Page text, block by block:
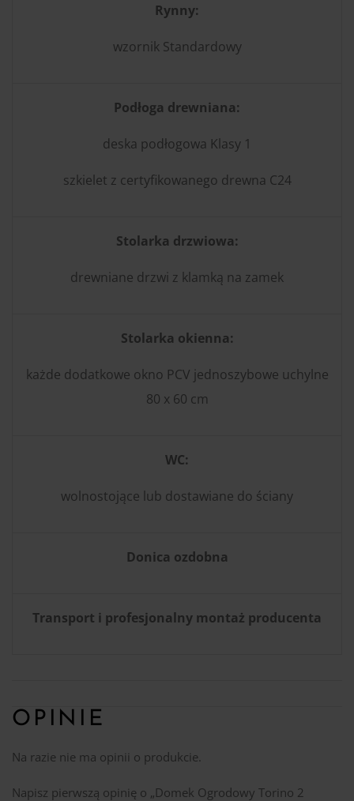
Rynny:
wzornik Standardowy
Podłoga drewniana:
deska podłogowa Klasy 1
szkielet z certyfikowanego drewna C24
Stolarka drzwiowa:
drewniane drzwi z klamką na zamek
Stolarka okienna:
każde dodatkowe okno PCV jednoszybowe uchylne
80 x 60 cm
WC:
wolnostojące lub dostawiane do ściany
Donica ozdobna
Transport i profesjonalny montaż producenta
OPINIE
Na razie nie ma opinii o produkcie.
Napisz pierwszą opinię o „Domek Ogrodowy Torino 2